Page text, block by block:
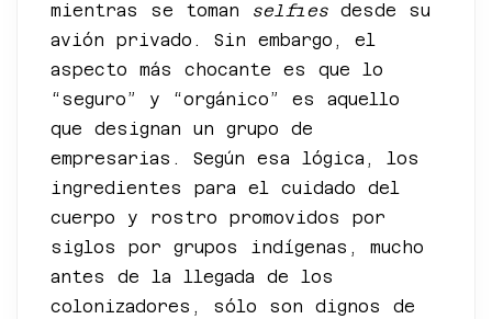
mientras se toman
selfies desde su
avión privado. Sin embargo, el
aspecto más chocante es que lo
“seguro” y “orgánico” es aquello
que designan un grupo de
empresarias. Según esa lógica, los
ingredientes para el cuidado del
cuerpo y rostro promovidos por
siglos por grupos indígenas, mucho
antes de la llegada de los
colonizadores, sólo son dignos de